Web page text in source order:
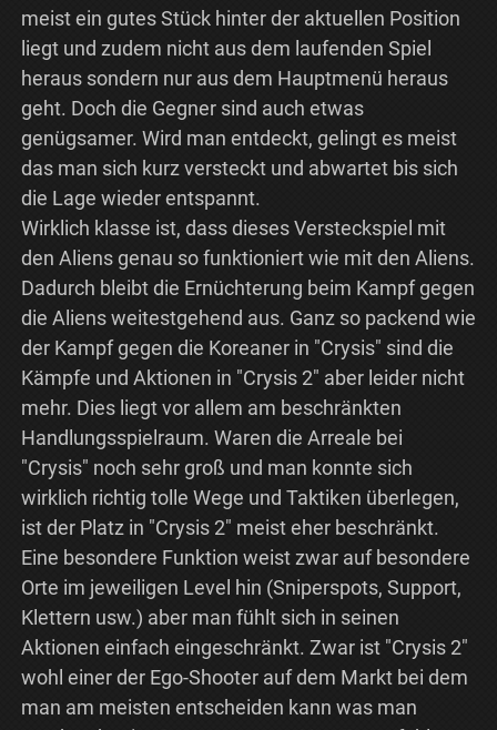
meist ein gutes Stück hinter der aktuellen Position
liegt und zudem nicht aus dem laufenden Spiel
heraus sondern nur aus dem Hauptmenü heraus
geht. Doch die Gegner sind auch etwas
genügsamer. Wird man entdeckt, gelingt es meist
das man sich kurz versteckt und abwartet bis sich
die Lage wieder entspannt.
Wirklich klasse ist, dass dieses Versteckspiel mit
den Aliens genau so funktioniert wie mit den Aliens.
Dadurch bleibt die Ernüchterung beim Kampf gegen
die Aliens weitestgehend aus. Ganz so packend wie
der Kampf gegen die Koreaner in "Crysis" sind die
Kämpfe und Aktionen in "Crysis 2" aber leider nicht
mehr. Dies liegt vor allem am beschränkten
Handlungsspielraum. Waren die Arreale bei
"Crysis" noch sehr groß und man konnte sich
wirklich richtig tolle Wege und Taktiken überlegen,
ist der Platz in "Crysis 2" meist eher beschränkt.
Eine besondere Funktion weist zwar auf besondere
Orte im jeweiligen Level hin (Sniperspots, Support,
Klettern usw.) aber man fühlt sich in seinen
Aktionen einfach eingeschränkt. Zwar ist "Crysis 2"
wohl einer der Ego-Shooter auf dem Markt bei dem
man am meisten entscheiden kann was man